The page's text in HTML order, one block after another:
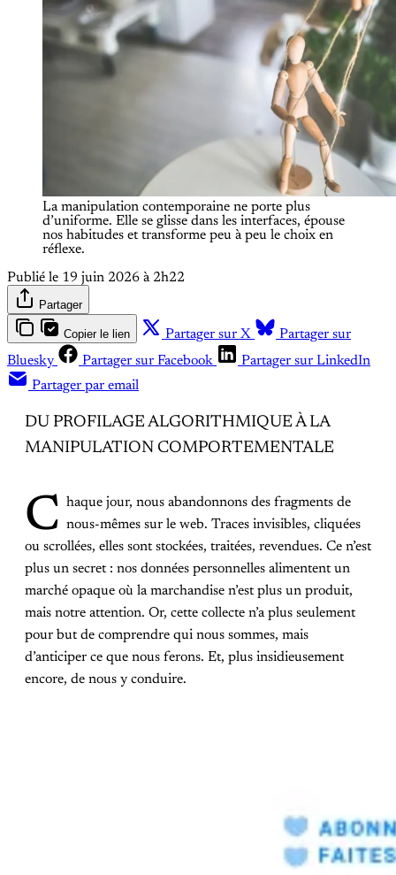
La manipulation contemporaine ne porte plus
d’uniforme. Elle se glisse dans les interfaces, épouse
nos habitudes et transforme peu à peu le choix en
réflexe.
Publié le 19 juin 2026 à 2h22
Partager
Copier le lien Partager sur X
Partager sur
Bluesky
Partager sur Facebook
Partager sur LinkedIn
Partager par email
DU PROFILAGE ALGORITHMIQUE À LA
MANIPULATION COMPORTEMENTALE
C haque jour, nous abandonnons des fragments de
nous-mêmes sur le web. Traces invisibles, cliquées
ou scrollées, elles sont stockées, traitées, revendues. Ce n’est
plus un secret : nos données personnelles alimentent un
marché opaque où la marchandise n’est plus un produit,
mais notre attention. Or, cette collecte n’a plus seulement
pour but de comprendre qui nous sommes, mais
d’anticiper ce que nous ferons. Et, plus insidieusement
encore, de nous y conduire.